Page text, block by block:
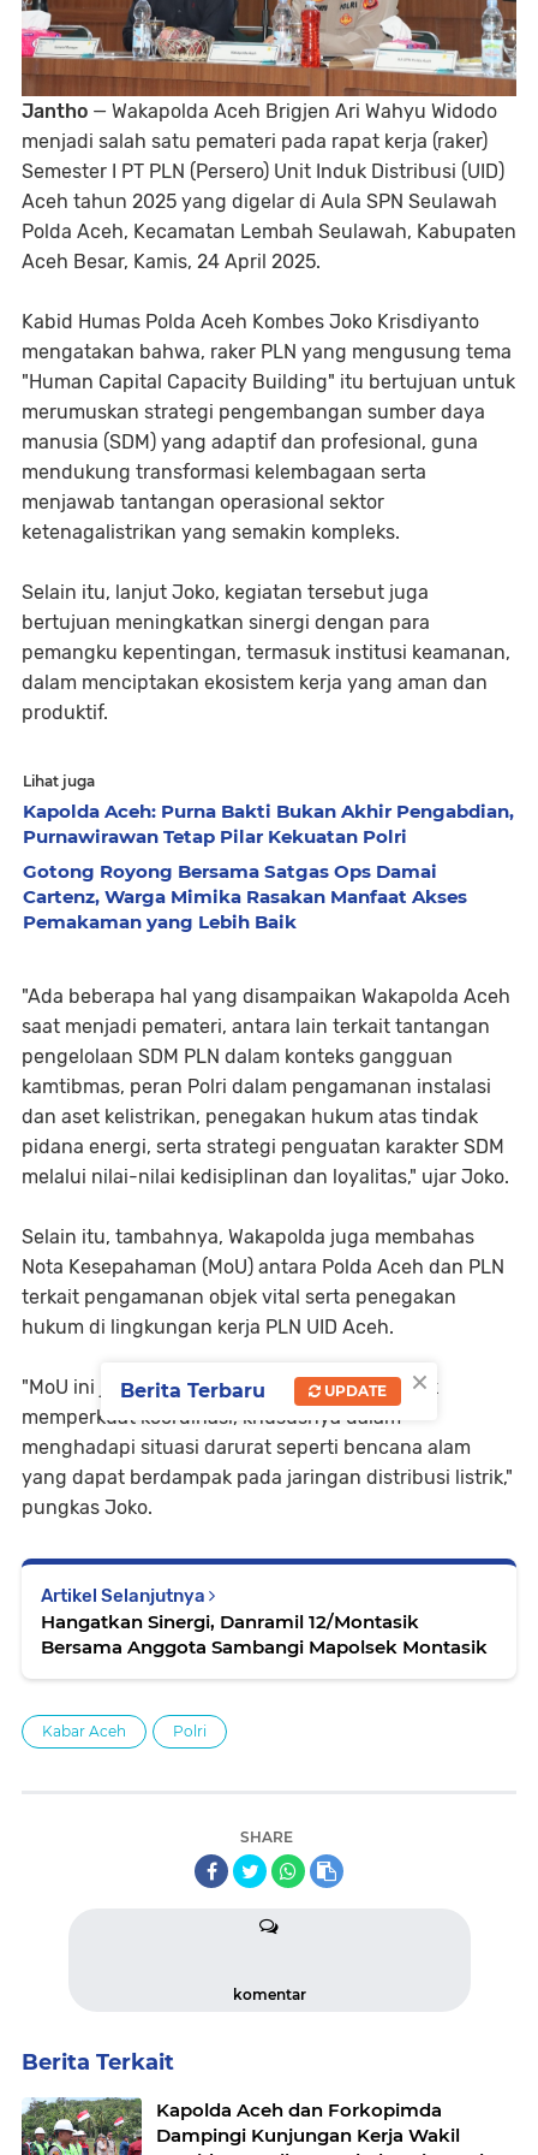
Jantho — Wakapolda Aceh Brigjen Ari Wahyu Widodo
menjadi salah satu pemateri pada rapat kerja (raker)
Semester I PT PLN (Persero) Unit Induk Distribusi (UID)
Aceh tahun 2025 yang digelar di Aula SPN Seulawah
Polda Aceh, Kecamatan Lembah Seulawah, Kabupaten
Aceh Besar, Kamis, 24 April 2025.
Kabid Humas Polda Aceh Kombes Joko Krisdiyanto
mengatakan bahwa, raker PLN yang mengusung tema
"Human Capital Capacity Building" itu bertujuan untuk
merumuskan strategi pengembangan sumber daya
manusia (SDM) yang adaptif dan profesional, guna
mendukung transformasi kelembagaan serta
menjawab tantangan operasional sektor
ketenagalistrikan yang semakin kompleks.
Selain itu, lanjut Joko, kegiatan tersebut juga
bertujuan meningkatkan sinergi dengan para
pemangku kepentingan, termasuk institusi keamanan,
dalam menciptakan ekosistem kerja yang aman dan
produktif.
Lihat juga
Kapolda Aceh: Purna Bakti Bukan Akhir Pengabdian,
Purnawirawan Tetap Pilar Kekuatan Polri
Gotong Royong Bersama Satgas Ops Damai
Cartenz, Warga Mimika Rasakan Manfaat Akses
Pemakaman yang Lebih Baik
"Ada beberapa hal yang disampaikan Wakapolda Aceh
saat menjadi pemateri, antara lain terkait tantangan
pengelolaan SDM PLN dalam konteks gangguan
kamtibmas, peran Polri dalam pengamanan instalasi
dan aset kelistrikan, penegakan hukum atas tindak
pidana energi, serta strategi penguatan karakter SDM
melalui nilai-nilai kedisiplinan dan loyalitas," ujar Joko.
Selain itu, tambahnya, Wakapolda juga membahas
Nota Kesepahaman (MoU) antara Polda Aceh dan PLN
terkait pengamanan objek vital serta penegakan
hukum di lingkungan kerja PLN UID Aceh.
"MoU ini juga menjadi bentuk kolaborasi untuk
memperkuat koordinasi, khususnya dalam
menghadapi situasi darurat seperti bencana alam
yang dapat berdampak pada jaringan distribusi listrik,"
pungkas Joko.
Artikel Selanjutnya
Hangatkan Sinergi, Danramil 12/Montasik
Bersama Anggota Sambangi Mapolsek Montasik
Kabar Aceh Polri
SHARE
komentar
Berita Terkait
Kapolda Aceh dan Forkopimda
Dampingi Kunjungan Kerja Wakil
×
Berita Terbaru UPDATE